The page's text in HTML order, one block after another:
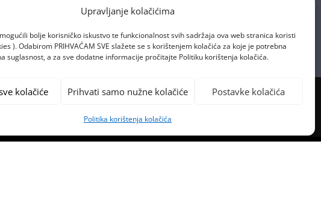
Upravljanje kolačićima
bolje korisničko iskustvo te funkcionalnost svih sadržaja ova web stranica koristi
). Odabirom PRIHVAĆAM SVE slažete se s korištenjem kolačića za koje je potrebna
suglasnost, a za sve dodatne informacije pročitajte Politiku korištenja kolačića.
kolačiće Prihvati samo nužne kolačiće Postavke kolačića
Politika korištenja kolačića